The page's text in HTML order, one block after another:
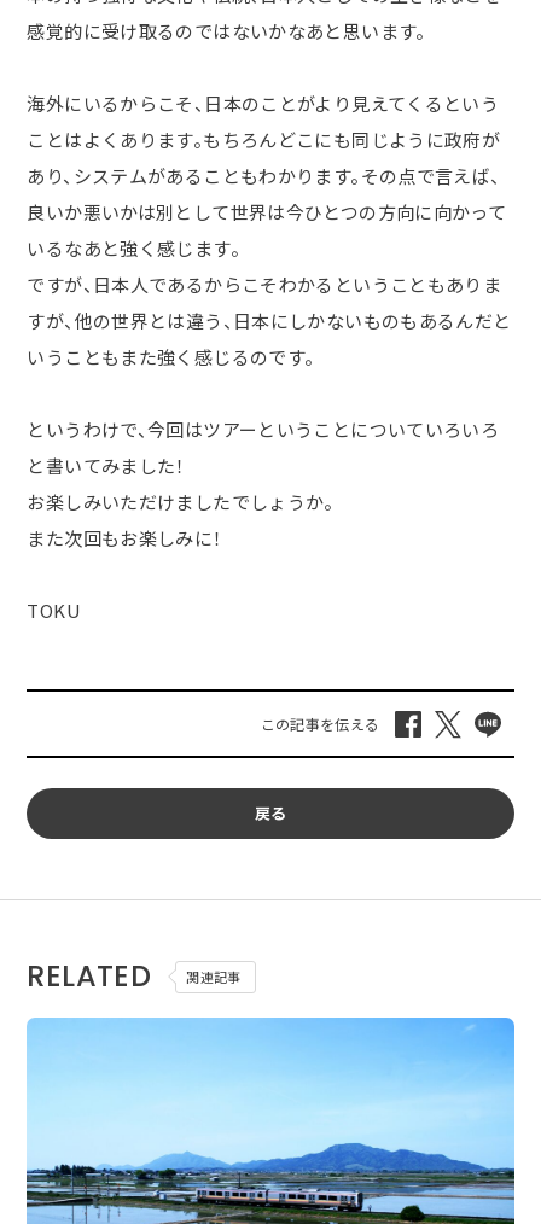
感覚的に受け取るのではないかなあと思います。
海外にいるからこそ、日本のことがより見えてくるという
ことはよくあります。もちろんどこにも同じように政府が
あり、システムがあることもわかります。その点で言えば、
良いか悪いかは別として世界は今ひとつの方向に向かって
いるなあと強く感じます。
ですが、日本人であるからこそわかるということもありま
すが、他の世界とは違う、日本にしかないものもあるんだと
いうこともまた強く感じるのです。
というわけで、今回はツアーということについていろいろ
と書いてみました！
お楽しみいただけましたでしょうか。
また次回もお楽しみに！
TOKU
戻る
RELATED 関連記事